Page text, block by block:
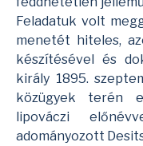
Feladatuk volt
menetét hiteles,
készítésével és
király 1895.
közügyek terén
lipováczi
adományozott